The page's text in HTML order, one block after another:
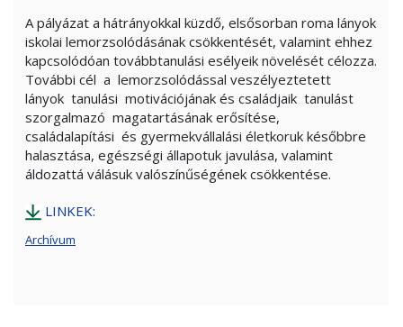
A pályázat a hátrányokkal küzdő, elsősorban roma lányok
iskolai lemorzsolódásának csökkentését, valamint ehhez
kapcsolódóan továbbtanulási esélyeik növelését célozza.
További cél a lemorzsolódással veszélyeztetett
lányok tanulási motivációjának és családjaik tanulást
szorgalmazó magatartásának erősítése,
családalapítási és gyermekvállalási életkoruk későbbre
halasztása, egészségi állapotuk javulása, valamint
áldozattá válásuk valószínűségének csökkentése.
LINKEK:
Archívum